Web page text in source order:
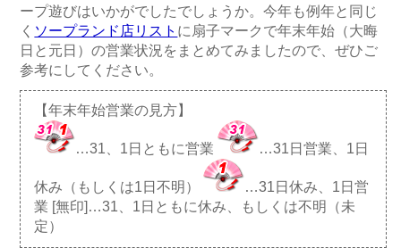
ープ遊びはいかがでしたでしょうか。今年も例年と同じ
く ソープランド店リスト に扇子マークで年末年始（大晦
日と元日）の営業状況をまとめてみましたので、ぜひご
参考にしてください。
【年末年始営業の見方】
…31、1日ともに営業 …31日営業、1日
休み（もしくは1日不明）
…31日休み、1日営
業 [無印]…31、1日ともに休み、もしくは不明（未
定）